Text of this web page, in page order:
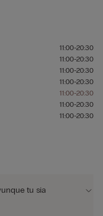
11:00-20:30
11:00-20:30
11:00-20:30
11:00-20:30
11:00-20:30
11:00-20:30
11:00-20:30
tu sia